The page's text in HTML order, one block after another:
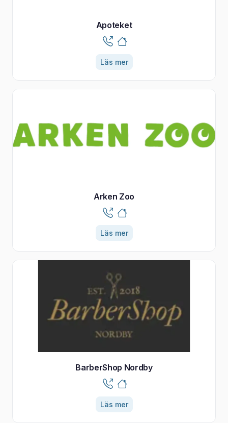
Apoteket
Läs mer
Arken Zoo
Läs mer
BarberShop Nordby
Läs mer